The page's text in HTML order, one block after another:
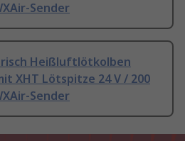
Sender
Heißluftlötkolben
XHT Lötspitze 24 V / 200
Sender